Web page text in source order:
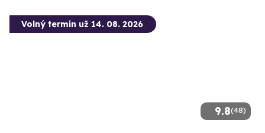
9.8(48)
Volný termín už 14. 08. 2026